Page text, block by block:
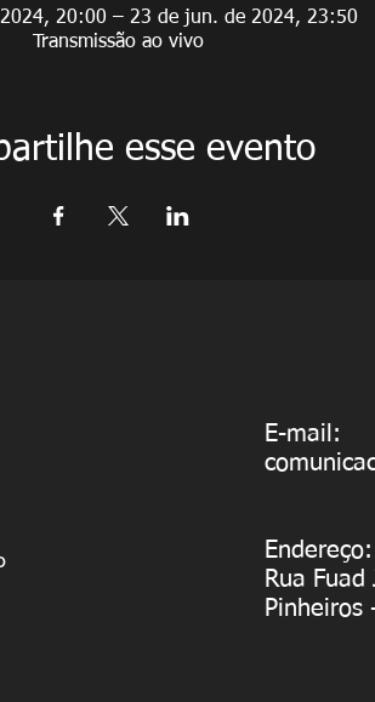
20:00 – 23 de jun. de 2024, 23:50
Transmissão ao vivo
esse evento
E-mail:
Endereço:
Rua
Pinheiros